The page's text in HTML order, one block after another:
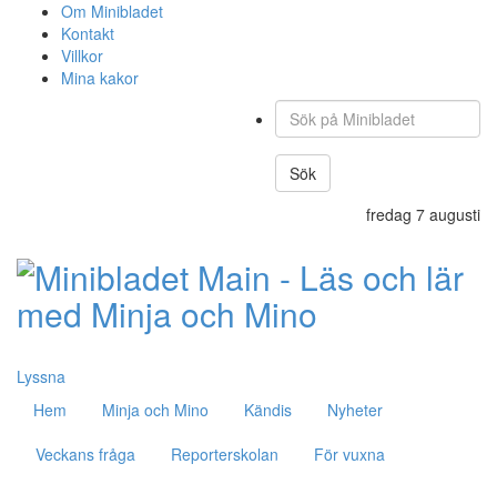
Om Minibladet
Kontakt
Villkor
Mina kakor
Sök
på
Minibladet
Sök
fredag 7 augusti
innehållet
Lyssna
Hem
Minja och Mino Kändis
Nyheter
Veckans fråga
Reporterskolan
För vuxna